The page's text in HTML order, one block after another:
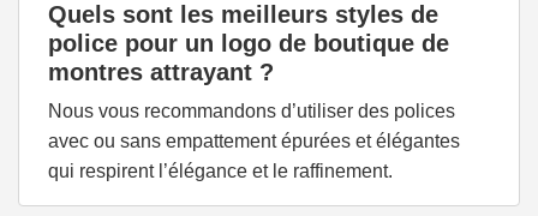
Quels sont les meilleurs styles de
police pour un logo de boutique de
montres attrayant ?
Nous vous recommandons d’utiliser des polices
avec ou sans empattement épurées et élégantes
qui respirent l’élégance et le raffinement.